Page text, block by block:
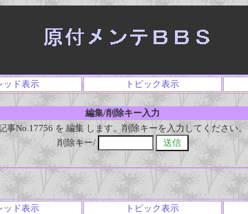
ッド表示 トピック表示
編集/削除キー入力
事No.17756 を 編集 します。削除キーを入力してください。
削除キー/
ッド表示 トピック表示